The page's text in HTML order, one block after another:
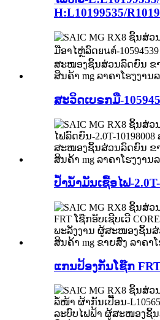
H:L10199535/
ສະວິດເບຣກມື-
ປໍ້ານໍ້າມັນເຊື້ອໄຟ-2.0T-
ແກນປ້ອງກັນໂຊ໊ກ